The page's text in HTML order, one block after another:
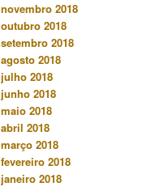
novembro 2018
outubro 2018
setembro 2018
agosto 2018
julho 2018
junho 2018
maio 2018
abril 2018
março 2018
fevereiro 2018
janeiro 2018